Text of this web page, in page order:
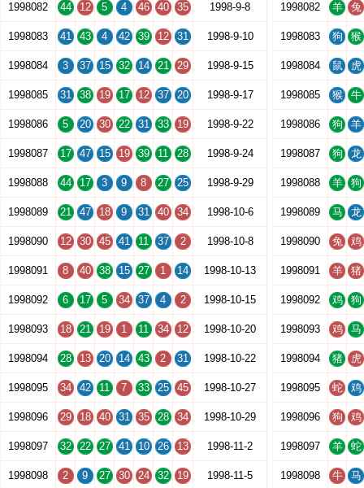
1998082 44 12 5 4 46 40 35 1998-9-8
1998083 41 43 4 42 39 12 31 1998-9-10
1998084 3 37 15 32 14 21 29 1998-9-15
1998085 31 38 19 17 12 37 20 1998-9-17
1998086 5 20 30 22 31 33 19 1998-9-22
1998087 17 47 15 19 39 11 28 1998-9-24
1998088 44 17 3 9 8 27 25 1998-9-29
1998089 21 47 18 9 31 40 34 1998-10-6
1998090 12 30 45 41 11 37 2 1998-10-8
1998091 8 40 38 15 27 1 14 1998-10-13
1998092 6 17 5 34 37 4 2 1998-10-15
1998093 18 21 19 1 11 34 12 1998-10-20
1998094 28 13 20 14 43 2 31 1998-10-22
1998095 34 42 11 7 33 25 45 1998-10-27
1998096 29 18 40 31 35 28 34 1998-10-29
1998097 32 22 27 41 10 26 13 1998-11-2
1998098 2 9 27 30 24 32 19 1998-11-5
1998082 羊 兔
1998083 狗 猴
1998084 鼠 虎
1998085 猴 牛
1998086 狗 羊
1998087 狗 龙
1998088 羊 狗
1998089 马 龙
1998090 兔 鸡
1998091 羊 猪
1998092 鸡 狗
1998093 鸡 马
1998094 猪 虎
1998095 蛇 鸡
1998096 狗 鸡
1998097 羊 蛇
1998098 牛 马